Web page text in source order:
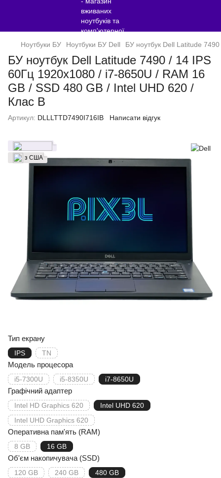
Ноутбуки БУ Ноутбуки БУ Dell БУ ноутбук Dell Latitude
БУ ноутбук Dell Latitude 7490 / 14 IPS
60Гц 1920x1080 / i7-8650U / RAM 16
GB / SSD 480 GB / Intel UHD 620 /
Клас B
Артикул: DLLLTTD7490I716IB Написати відгук
з США
Тип екрану
IPS TN
Модель процесора
i5-7300U i5-8350U i7-8650U
Графічний адаптер
Intel HD Graphics 620
Intel UHD 620
Intel UHD Graphics 620
Оперативна пам'ять (RAM)
8 GB 16 GB
Об'єм накопичувача (SSD)
120 GB 240 GB 480 GB